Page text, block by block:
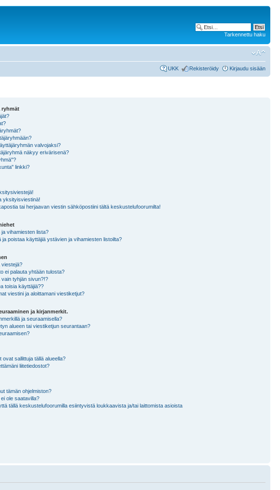
Tarkennettu haku
UKK Rekisteröidy Kirjaudu sisään
ryhmät
valvojaksi?
näkyy erivärisenä?
linkki?
yksityisviestinä!
tai herjaavan viestin sähköpostiini tältä keskustelufoorumilta!
vihamiesten lista?
ja poistaa käyttäjiä ystävien ja vihamiesten listoilta?
viestejä?
ei palauta yhtään tulosta?
tyhjän sivun?!?
toisia käyttäjiä??
viestini ja aloittamani viestiketjut?
ja kirjanmerkit.
ja seuraamisella?
alueen tai viestiketjun seurantaan?
ovat sallittuja tällä alueella?
liitetiedostot?
tämän ohjelmiston?
ole saatavilla?
tällä keskustelufoorumilla esiintyvistä loukkaavista ja/tai laittomista asioista